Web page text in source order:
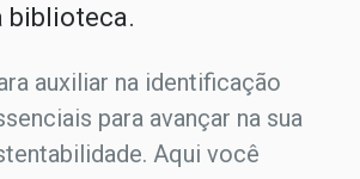
biblioteca.​
auxiliar na identificação
para avançar na sua
Aqui você